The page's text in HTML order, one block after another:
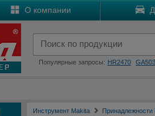
О компании
Популярные запросы: HR2470
Инструмент Makita Принадлежности